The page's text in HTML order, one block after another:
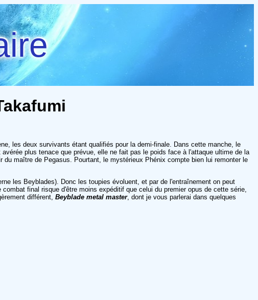
les deux survivants étant qualifiés pour la demi-finale. Dans cette manche, le
plus tenace que prévue, elle ne fait pas le poids face à l'attaque ultime de la
du maître de Pegasus. Pourtant, le mystérieux Phénix compte bien lui remonter le
les Beyblades). Donc les toupies évoluent, et par de l'entraînement on peut
final risque d'être moins expéditif que celui du premier opus de cette série,
différent, Beyblade metal master, dont je vous parlerai dans quelques